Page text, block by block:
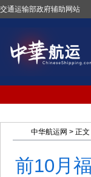
交通运输部政府辅助网站
中华航运网 > 正文
前10月